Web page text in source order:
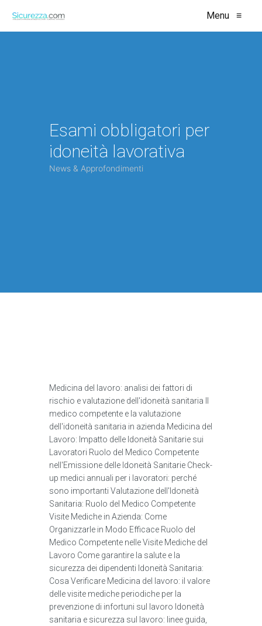
Menu ≡
Esami obbligatori per
idoneità lavorativa
News & Approfondimenti
Medicina del lavoro: analisi dei fattori di
rischio e valutazione dell'idoneità sanitaria Il
medico competente e la valutazione
dell'idoneità sanitaria in azienda Medicina del
Lavoro: Impatto delle Idoneità Sanitarie sui
Lavoratori Ruolo del Medico Competente
nell'Emissione delle Idoneità Sanitarie Check-
up medici annuali per i lavoratori: perché
sono importanti Valutazione dell'Idoneità
Sanitaria: Ruolo del Medico Competente
Visite Mediche in Azienda: Come
Organizzarle in Modo Efficace Ruolo del
Medico Competente nelle Visite Mediche del
Lavoro Come garantire la salute e la
sicurezza dei dipendenti Idoneità Sanitaria:
Cosa Verificare Medicina del lavoro: il valore
delle visite mediche periodiche per la
prevenzione di infortuni sul lavoro Idoneità
sanitaria e sicurezza sul lavoro: linee guida,